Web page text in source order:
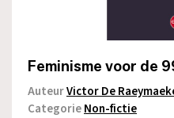
Feminisme voor de
AuteurVictor De
CategorieNon-fictie